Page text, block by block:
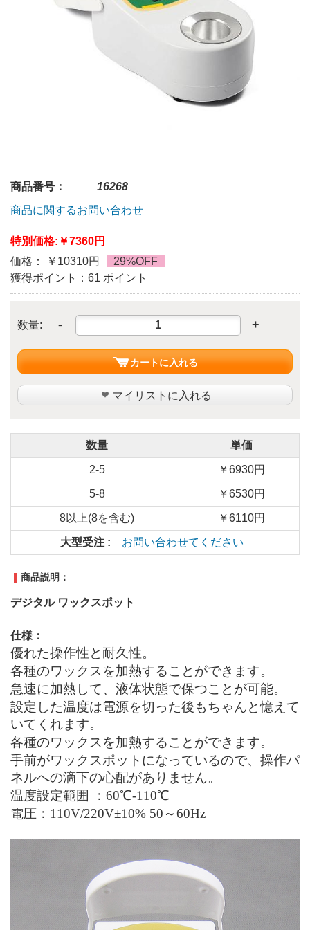
商品番号：
16268
商品に関するお問い合わせ
特別価格: ￥7360円
価格： ￥10310円
29%OFF
獲得ポイント：61 ポイント
数量: - +
カートに入れる
マイリストに入れる
数量 単価
2-5 ￥6930円
5-8 ￥6530円
8以上(8を含む) ￥6110円
大型受注 : お問い合わせてください
商品説明：
デジタル ワックスポット
仕様：
優れた操作性と耐久性。
各種のワックスを加熱することができます。
急速に加熱して、液体状態で保つことが可能。
設定した温度は電源を切った後もちゃんと憶えて
いてくれます。
各種のワックスを加熱することができます。
手前がワックスポットになっているので、操作パ
ネルへの滴下の心配がありません。
温度設定範囲 ：60℃-110℃
電圧：110V/220V±10% 50 ～60Hz